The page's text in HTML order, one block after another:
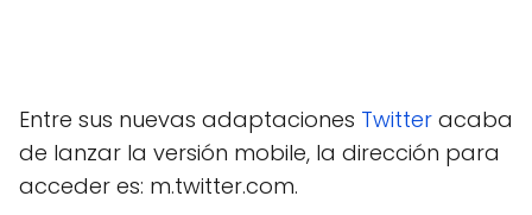
Entre sus nuevas adaptaciones Twitter acaba
de lanzar la versión mobile, la dirección para
acceder es: m.twitter.com.